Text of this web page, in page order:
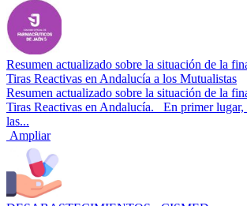
Resumen actualizado sobre la situación de la
Tiras Reactivas en Andalucía a los Mutualistas
Resumen actualizado sobre la situación de la
Tiras Reactivas en Andalucía. En primer lugar,
las...
Ampliar